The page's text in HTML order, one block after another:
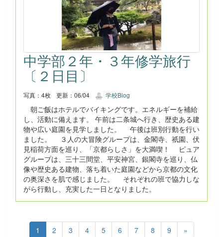
中学部２年・３年修学旅行
〔２日目〕
写真：4枚 更新：06/04 学校Blog
朝ご飯はホテルでバイキングです。エネルギーを補給
し、活動に備えます。 午前は二条城へ行き、歴史ある建
物や広い庭園を見学しました。 午後は班別行動を行い
ました。 ３人の大冒険グループは、金閣寺、祇園、伏
見稲荷方面を巡り、「京都らしさ」を大満喫！ ピュア
グループは、三十三間堂、平安神宮、銀閣寺を巡り、仏
像や歴史ある建物、落ち着いた庭園などから京都の文化
の奥深さを肌で感じました。 それぞれの班で協力しな
がら行動し、充実した一日となりました。
1 2 3 4 5 6 7 8 9 »